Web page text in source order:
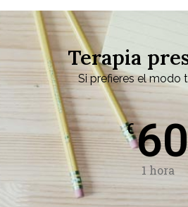
Terapia
Si prefieres el modo
€60
1 hora